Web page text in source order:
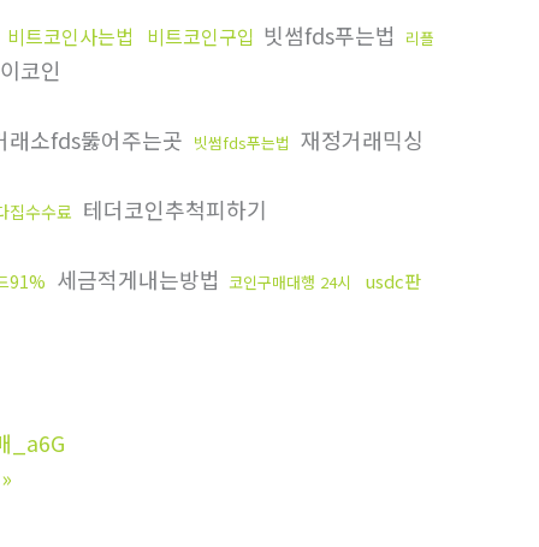
비트코인사는법 비트코인구입 빗썸fds푸는법
리플
코인
래소fds뚫어주는곳 빗썸fds푸는법 재정거래믹싱
집수수료 테더코인추척피하기
91% 세금적게내는방법 코인구매대행 24시
usdc판
_a6G
»